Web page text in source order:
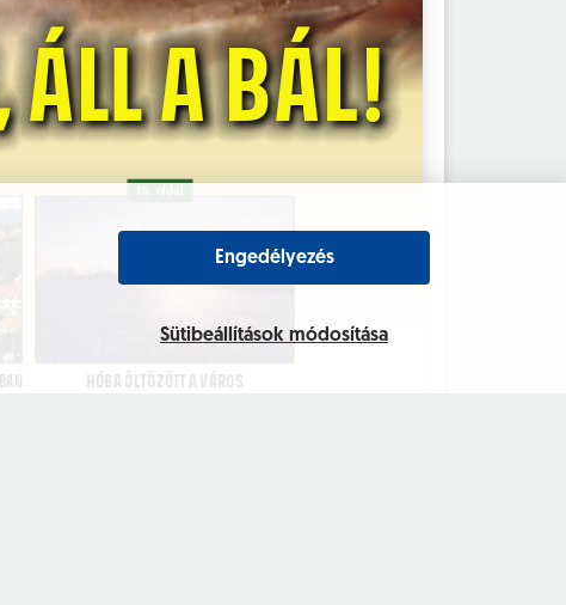
Engedélyezés
Sütibeállítások módosítása